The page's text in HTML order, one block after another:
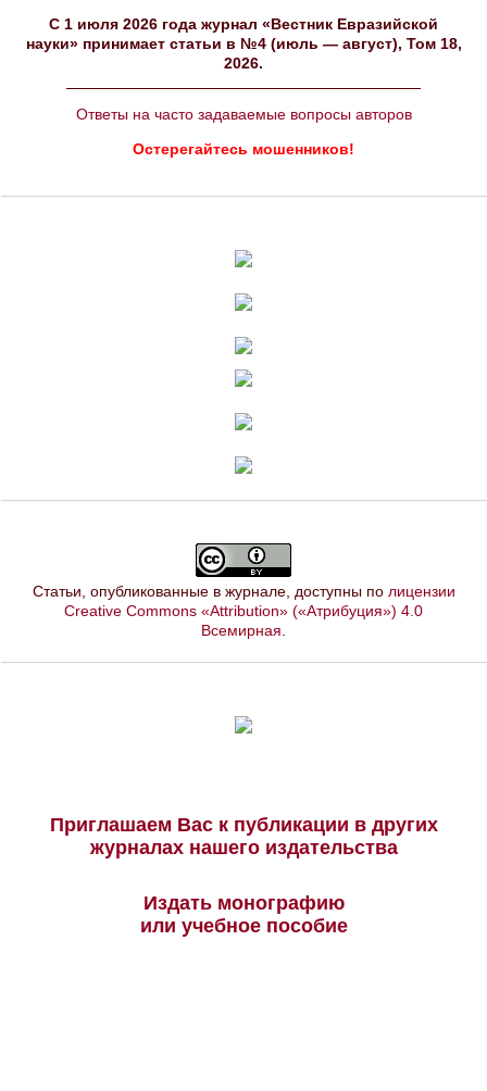
C 1 июля 2026 года журнал «Вестник Евразийской
науки» принимает статьи в №4 (июль — август), Том 18,
2026.
Ответы на часто задаваемые вопросы авторов
Остерегайтесь мошенников!
Статьи, опубликованные в журнале, доступны по лицензии
Creative Commons «Attribution» («Атрибуция») 4.0
Всемирная
Приглашаем Вас к публикации в других
журналах нашего издательства
Издать монографию
или учебное пособие